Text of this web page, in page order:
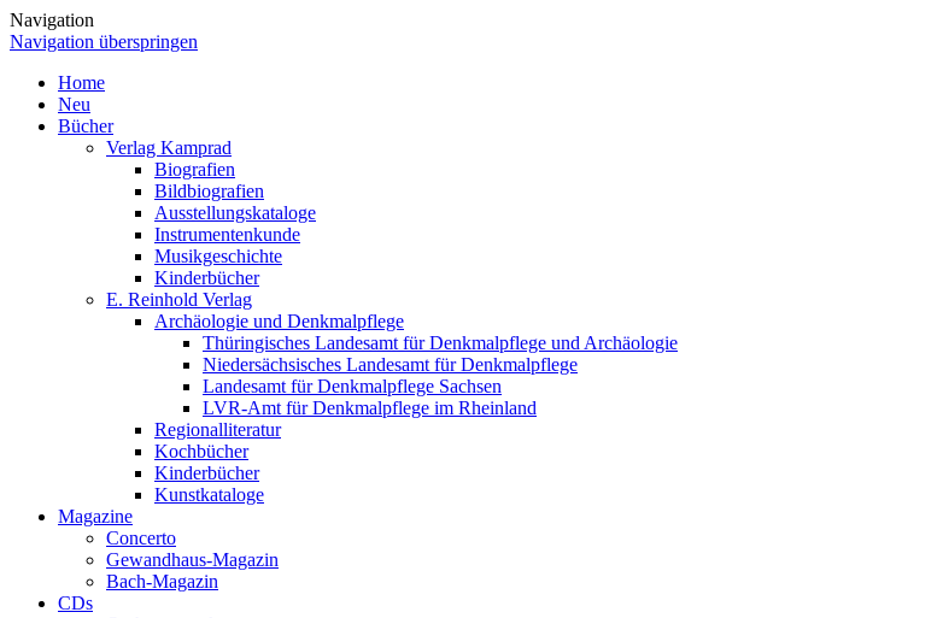
Navigation
Navigation überspringen
Home
Neu
Bücher
Verlag Kamprad
Biografien
Bildbiografien
Ausstellungskataloge
Instrumentenkunde
Musikgeschichte
Kinderbücher
E. Reinhold Verlag
Archäologie und Denkmalpflege
Thüringisches Landesamt für Denkmalpflege und Archäologie
Niedersächsisches Landesamt für Denkmalpflege
Landesamt für Denkmalpflege Sachsen
LVR-Amt für Denkmalpflege im Rheinland
Regionalliteratur
Kochbücher
Kinderbücher
Kunstkataloge
Magazine
Concerto
Gewandhaus-Magazin
Bach-Magazin
CDs